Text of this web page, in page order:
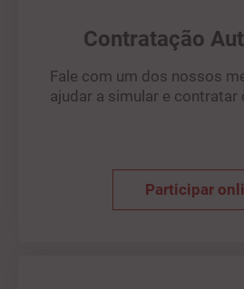
Contratação
Fale com um dos nossos
ajudar a simular e contratar
Participar